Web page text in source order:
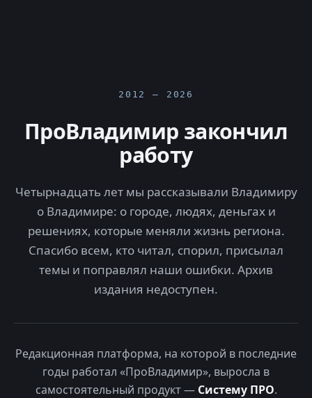
2012 — 2026
ПроВладимир закончил
работу
Четырнадцать лет мы рассказывали Владимиру
о Владимире: о городе, людях, деньгах и
решениях, которые меняли жизнь региона.
Спасибо всем, кто читал, спорил, присылал
темы и поправлял наши ошибки. Архив
издания недоступен.
Редакционная платформа, на которой в последние
годы работал «ПроВладимир», выросла в
самостоятельный продукт — Систему ПРО.